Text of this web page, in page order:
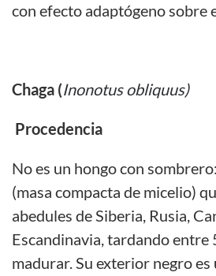
con efecto adaptógeno sobre
Chaga (Inonotus obliquus)
Procedencia
No es un hongo con
(masa compacta de micelio)
abedules de Siberia, Rusia,
Escandinavia, tardando entre
madurar. Su exterior negro